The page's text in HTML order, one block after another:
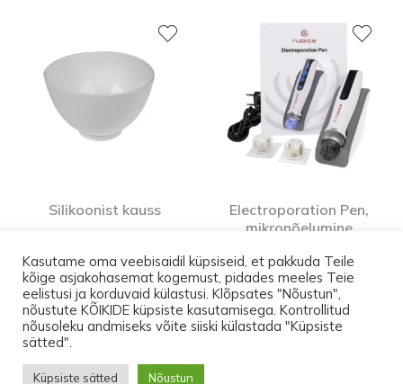
Kuni 17.augustini on transport Eesti-siseselt
pakiautomaati TASUTA. Ostes tooteid vähemalt
Silikoonist kauss
Electroporation Pen,
mikronõelumine
LED-valgusteraapiaga.
Profitoode
© 2026 Lootos Ettevõtted OÜ. Tallinn PODOPHARM® Kõik õigused
Kasutame oma veebisaidil küpsiseid, et pakkuda Teile
kõige asjakohasemat kogemust, pidades meeles Teie
eelistusi ja korduvaid külastusi. Klõpsates "Nõustun",
nõustute KÕIKIDE küpsiste kasutamisega. Kontrollitud
nõusoleku andmiseks võite siiski külastada "Küpsiste
sätted".
Küpsiste sätted Nõustun